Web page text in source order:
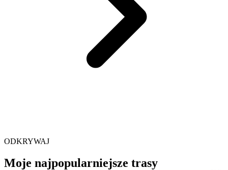
ODKRYWAJ
Moje najpopularniejsze trasy